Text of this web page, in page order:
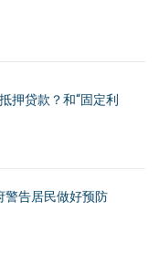
押贷款？和“固定利
警告居民做好预防